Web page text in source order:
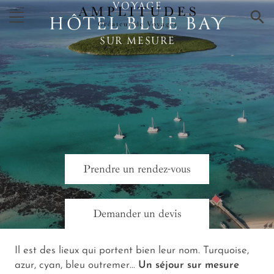
× VOYAGE
HÔTEL BLUE BAY
SUR MESURE
Prendre un rendez-vous
Demander un devis
Il est des lieux qui portent bien leur nom. Turquoise,
azur, cyan, bleu outremer… Un séjour sur mesure